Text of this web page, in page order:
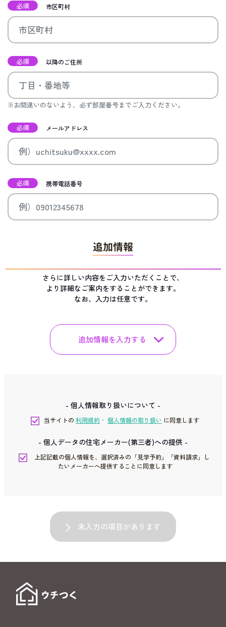
必須 市区町村
必須 以降のご住所
※お間違いのないよう、必ず部屋番号までご入力ください。
必須 メールアドレス
必須 携帯電話番号
追加情報
さらに詳しい内容をご入力いただくことで、
より詳細なご案内をすることができます。
なお、入力は任意です。
追加情報を入力する
- 個人情報取り扱いについて -
当サイトの 利用規約 ・ 個人情報の取り扱い に同意します
- 個人データの住宅メーカー(第三者)への提供 -
上記記載の個人情報を、選択済みの「見学予約」「資料請求」し
たいメーカーへ提供することに同意します
未入力の項目があります